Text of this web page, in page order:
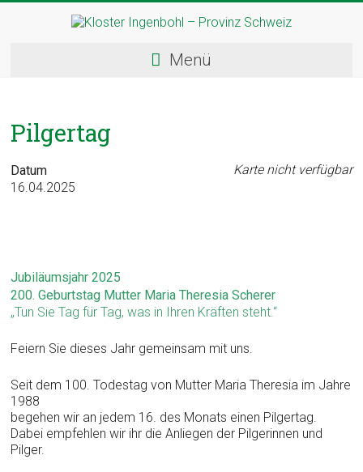
Provinz
Schweiz
Ingenbohler
Schwestern
Menü
Pilgertag
Karte nicht verfügbar
Datum
16.04.2025
Jubiläumsjahr 2025
200. Geburtstag Mutter Maria Theresia Scherer
„Tun Sie Tag für Tag, was in Ihren Kräften steht.“
Feiern Sie dieses Jahr gemeinsam mit uns.
Seit dem 100. Todestag von Mutter Maria Theresia im Jahre
1988
begehen wir an jedem 16. des Monats einen Pilgertag.
Dabei empfehlen wir ihr die Anliegen der Pilgerinnen und
Pilger.